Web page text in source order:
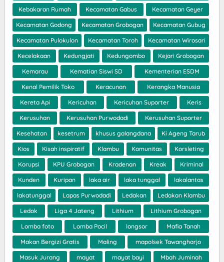
Kebakaran Rumah Kecamatan Gabus Kecamatan Geyer
Kecamatan Godong Kecamatan Grobogan Kecamatan Gubug
Kecamatan Pulokulon Kecamatan Toroh Kecamatan Wirosari
Kecelakaan Kedungjati Kedungombo Kejari Grobogan
Kemarau Kematian Siswi SD Kementerian ESDM
Kenal Pemilik Toko Keracunan Kerangka Manusia
Kereta Api Kericuhan Kericuhan Suporter Keris
Kerusuhan Kerusuhan Purwodadi Kerusuhan Suporter
Kesehatan kesetrum khusus galangdana Ki Ageng Tarub
Kios Kisah inspiratif Klambu Komunitas Korsleting
Korupsi KPU Grobogan Kradenan Kreak Kriminal
Kunden Kuripan laka air laka tunggal lakalantas
lakatunggal Lapas Purwodadi Ledakan Ledakan Klambu
Ledok Liga 4 Jateng Lithium Lithium Grobogan
Lomba foto Lomba Pocil longsor Mafia Tanah
Makan Bergizi Gratis Maling mapolsek Tawangharjo
Masuk Jurang mayat mayat bayi Mbah Juminah